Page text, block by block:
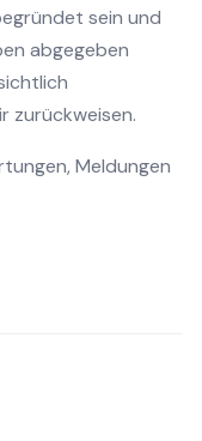
sein und
abgegeben
zurückweisen.
Meldungen